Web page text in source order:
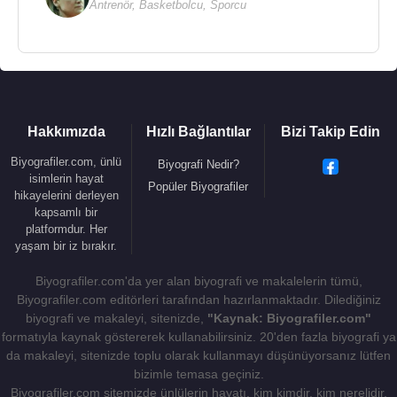
Antrenör, Basketbolcu Sporcu
Hakkımızda
Biyografiler.com, ünlü
isimlerin hayat
hikayelerini derleyen
kapsamlı bir
platformdur. Her
yaşam bir iz bırakır.
Hızlı Bağlantılar
Biyografi Nedir?
Popüler Biyografiler
Bizi Takip Edin
Biyografiler.com'da yer alan biyografi ve makalelerin tümü,
Biyografiler.com editörleri tarafından hazırlanmaktadır. Dilediğiniz
biyografi ve makaleyi, sitenizde, "Kaynak: Biyografiler.com"
formatıyla kaynak göstererek kullanabilirsiniz. 20'den fazla biyografi ya
da makaleyi, sitenizde toplu olarak kullanmayı düşünüyorsanız lütfen
bizimle temasa geçiniz.
Biyografiler.com sitemizde ünlülerin hayatı, kim kimdir, kim nerelidir,